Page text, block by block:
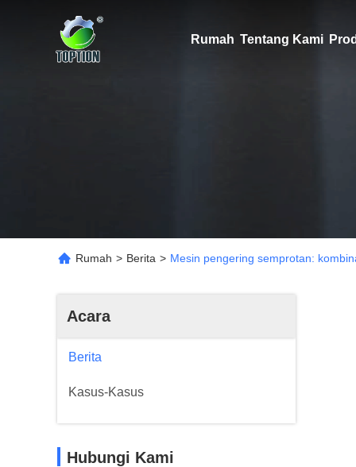
Rumah Tentang Kami
Rumah > Berita > Mesin pengering semprotan:
Acara
Berita
Kasus-Kasus
Hubungi Kami